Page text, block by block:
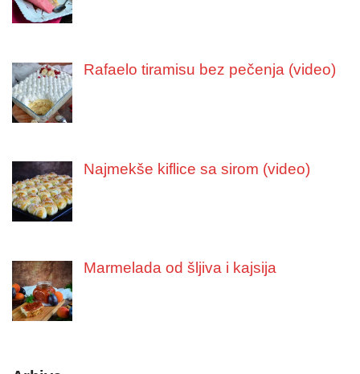
Rafaelo tiramisu bez pečenja (video)
Najmekše kiflice sa sirom (video)
Marmelada od šljiva i kajsija